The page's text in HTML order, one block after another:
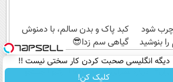
چرب شود
بنوشید
کبد پاک و بدن سالم، با دمنوش
گیاهی سم زدا😎
دیگه انگلیسی صحبت کردن کار سختی نیست !!
کلیک کن!درباره عصرایران تماس با ما